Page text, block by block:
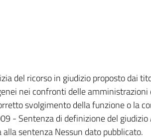
del ricorso in giudizio proposto dai
nei confronti delle amministrazioni
svolgimento della funzione o la
- Sentenza di definizione del
sentenza Nessun dato pubblicato.